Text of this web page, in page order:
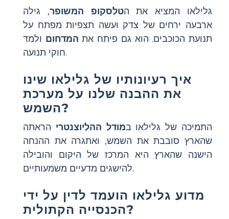
גלילאו המציא את הטלסקופ המשופר, גילה
ארבעה ירחים של צדק ועשה תצפיות מפתח על
תנועת הכוכבים. הוא גם פיתח את המדחום ולמד
חוקי תנועה.
איך רעיונותיו של גלילאו שינו
את ההבנה שלנו על מערכת
השמש?
התמיכה של גלילאו במודל ההליוצנטרי הראתה
שהארץ סובבת את השמש, ואתגרה את ההנחה
הישנה שהארץ היא המרכז של היקום והובילה
להישגים מדעיים משמעותיים.
מדוע גלילאו הועמד לדין על ידי
הכנסייה הקתולית?